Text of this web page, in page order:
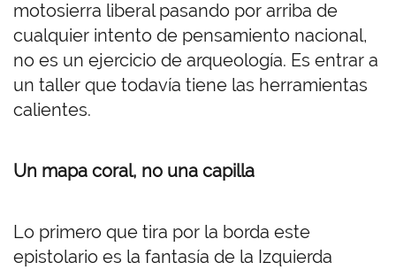
motosierra liberal pasando por arriba de
cualquier intento de pensamiento nacional,
no es un ejercicio de arqueología. Es entrar a
un taller que todavía tiene las herramientas
calientes.
Un mapa coral, no una capilla
Lo primero que tira por la borda este
epistolario es la fantasía de la Izquierda